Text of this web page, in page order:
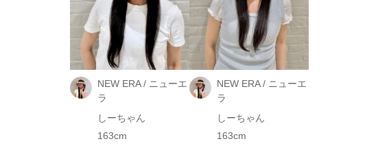
NEW ERA / ニューエ
ラ
しーちゃん
163cm
NEW ERA / ニューエ
ラ
しーちゃん
163cm